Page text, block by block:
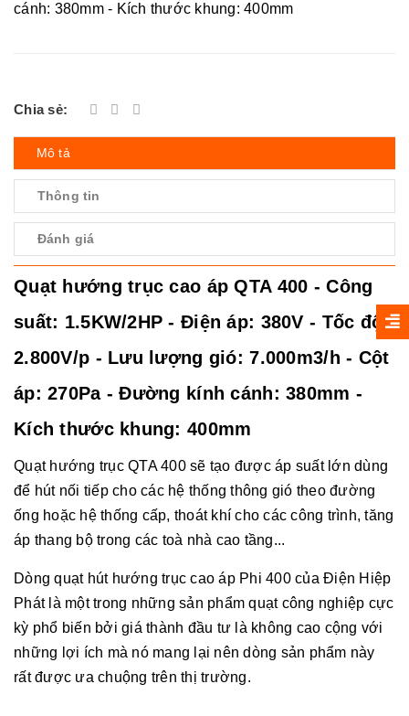
cánh: 380mm - Kích thước khung: 400mm
Chia sẻ:
Mô tả
Thông tin
Đánh giá
Quạt hướng trục cao áp QTA 400 - Công
suất: 1.5KW/2HP - Điện áp: 380V - Tốc độ:
2.800V/p - Lưu lượng gió: 7.000m3/h - Cột
áp: 270Pa - Đường kính cánh: 380mm -
Kích thước khung: 400mm
Quạt hướng trục QTA 400 sẽ tạo được áp suất lớn dùng
để hút nối tiếp cho các hệ thống thông gió theo đường
ống hoặc hệ thống cấp, thoát khí cho các công trình, tăng
áp thang bộ trong các toà nhà cao tầng...
Dòng quạt hút hướng trục cao áp Phi 400 của Điện Hiệp
Phát là một trong những sản phẩm quạt công nghiệp cực
kỳ phổ biến bởi giá thành đầu tư là không cao cộng với
những lợi ích mà nó mang lại nên dòng sản phẩm này
rất được ưa chuộng trên thị trường.